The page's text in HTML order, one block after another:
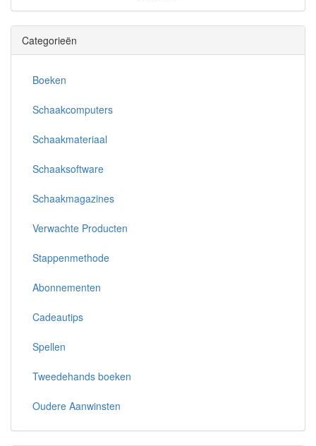
Categorieën
Boeken
Schaakcomputers
Schaakmateriaal
Schaaksoftware
Schaakmagazines
Verwachte Producten
Stappenmethode
Abonnementen
Cadeautips
Spellen
Tweedehands boeken
Oudere Aanwinsten